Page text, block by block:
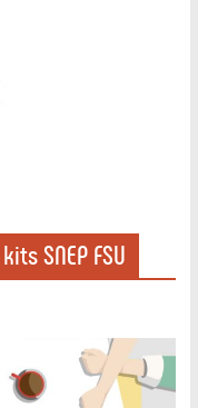
SNEP FSU